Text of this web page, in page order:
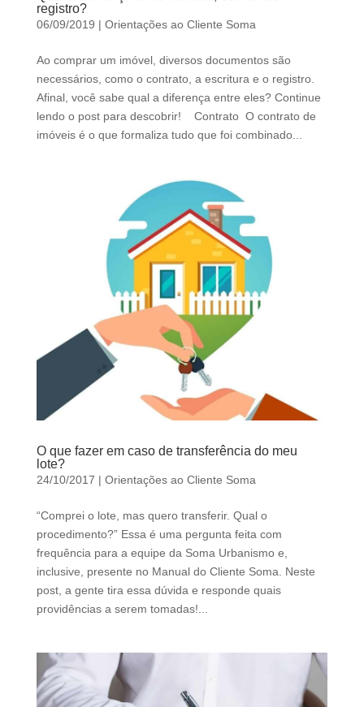
d
b
l
e
f
t
b
registro?
06/09/2019 | Orientações ao Cliente Soma
Ao comprar um imóvel, diversos documentos são
necessários, como o contrato, a escritura e o registro.
Afinal, você sabe qual a diferença entre eles? Continue
lendo o post para descobrir! Contrato O contrato de
imóveis é o que formaliza tudo que foi combinado...
O que fazer em caso de transferência do meu
lote?
24/10/2017 | Orientações ao Cliente Soma
“Comprei o lote, mas quero transferir. Qual o
procedimento?” Essa é uma pergunta feita com
frequência para a equipe da Soma Urbanismo e,
inclusive, presente no Manual do Cliente Soma. Neste
post, a gente tira essa dúvida e responde quais
providências a serem tomadas!...